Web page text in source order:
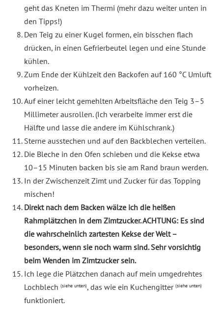
geht das Kneten im Thermi (mehr dazu weiter unten in
den Tipps!)
Den Teig zu einer Kugel formen, ein bisschen flach
drücken, in einen Gefrierbeutel legen und eine Stunde
kühlen.
Zum Ende der Kühlzeit den Backofen auf 160 °C Umluft
vorheizen.
Auf einer leicht gemehlten Arbeitsfläche den Teig 3–5
Millimeter ausrollen. (Ich verarbeite immer erst die
Hälfte und lasse die andere im Kühlschrank.)
Sterne ausstechen und auf den Backblechen verteilen.
Die Bleche in den Ofen schieben und die Kekse etwa
10–15 Minuten backen bis sie am Rand braun werden.
In der Zwischenzeit Zimt und Zucker für das Topping
mischen!
Direkt nach dem Backen wälze ich die heißen
Rahmplätzchen in dem Zimtzucker. ACHTUNG: Es sind
die wahrscheinlich zartesten Kekse der Welt –
besonders, wenn sie noch warm sind. Sehr vorsichtig
beim Wenden im Zimtzucker sein.
Ich lege die Plätzchen danach auf mein umgedrehtes
Lochblech (siehe unten), das wie ein Kuchengitter (siehe unten)
funktioniert.